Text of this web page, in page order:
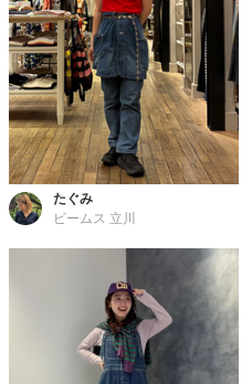
たぐみ
ビームス 立川